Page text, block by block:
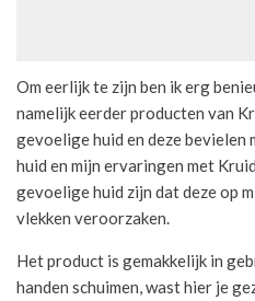
Om eerlijk te zijn ben ik erg
namelijk eerder producten van
gevoelige huid en deze bevielen
huid en mijn ervaringen met
gevoelige huid zijn dat deze op
vlekken veroorzaken.
Het product is gemakkelijk in
handen schuimen, wast hier je